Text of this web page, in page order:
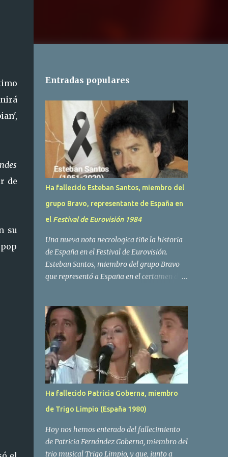
de
su
Entradas populares
Ha fallecido Esteban Santos, miembro del
grupo Bravo, representante de España en
el Festival de Eurovisión 1984
Una nueva nota necrologica tiñe la historia
de España en el Festival de Eurovisión.
Esteban Santos, miembro del grupo Bravo
que representó a España en el certamen del
su compañera y principal vocalista en la
formación musical, Amaya Saizar, la que ha
dado a conocer la noticia al publico a traves
de las redes sociales. Nacido en Tolosa en
1951, durante su epoca universitaria en la
carrera de empresariales conoció al
estudiante de medicina Luis Villar,
comenzando a actuar juntos,Santos a la
guitarra y Villar al piano, sin atreverse a dar
esto cambió gracias a la propia Amaia
Saizar, que tras su abandono de Trigo
Ha fallecido Patricia Goberna, miembro
de Trigo Limpio (España 1980)
Hoy nos hemos enterado del fallecimiento
de Patricia Fernández Goberna, miembro del
trio musical Trigo Limpio, y que, junto a